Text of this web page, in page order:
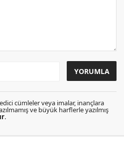
cümleler veya imalar, inançlara
ve büyük harflerle yazılmış
.